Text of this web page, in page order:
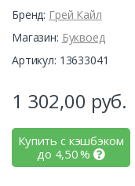
Бренд: Грей Кайл
Магазин: Буквоед
Артикул: 13633041
1 302,00 руб.
Купить с кэшбэком
до 4,50%